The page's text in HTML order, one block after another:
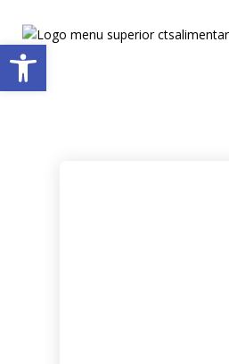
Abrir barra de herramientas